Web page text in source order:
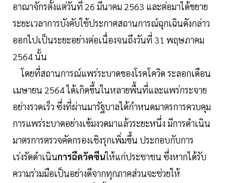
อาณาจักรตั้งแต่วันที่ 26 มีนาคม 2563 และต่อมาได้ขยาย
ระยะเวลาการบังคับใช้ประกาศสถานการณ์ฉุกเฉินดังกล่าว
ออกไปเป็นระยะอย่างต่อเนื่องจนถึงวันที่ 31 พฤษภาคม
2564 นั้น
โดยที่สถานการณ์แพร่ระบาดของโรคโควิด ระลอกเดือน
เมษายน 2564 ได้เกิดขึ้นในหลายพื้นที่และแพร่กระจาย
อย่างรวดเร็ว ซึ่งที่ผ่านมารัฐบาลได้กำหนดมาตรการควบคุม
การแพร่ระบาดอย่างเข้มงวดมาแล้วระยะหนึ่ง มีการดำเนิน
มาตรการตรวจคัดกรองเชิงรุกเพิ่มขึ้น ประกอบกับการ
เร่งรัดดำเนินการฉีดวัคซีนให้แก่ประชาชน ซึ่งหากได้รับ
ความร่วมมือเป็นอย่างดีจากทุกภาคส่วนจะช่วยให้